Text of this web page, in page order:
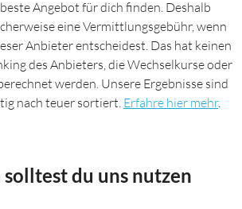
Angebot für dich finden. Deshalb
eine Vermittlungsgebühr, wenn
Anbieter entscheidest. Das hat keinen
des Anbieters, die Wechselkurse oder
werden. Unsere Ergebnisse sind
nach teuer sortiert. Erfahre hier mehr.
du uns nutzen